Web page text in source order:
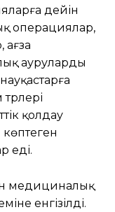
дейін
операциялар,
ағза
ауруларды
қолдау
еді.
медициналық
енгізілді.